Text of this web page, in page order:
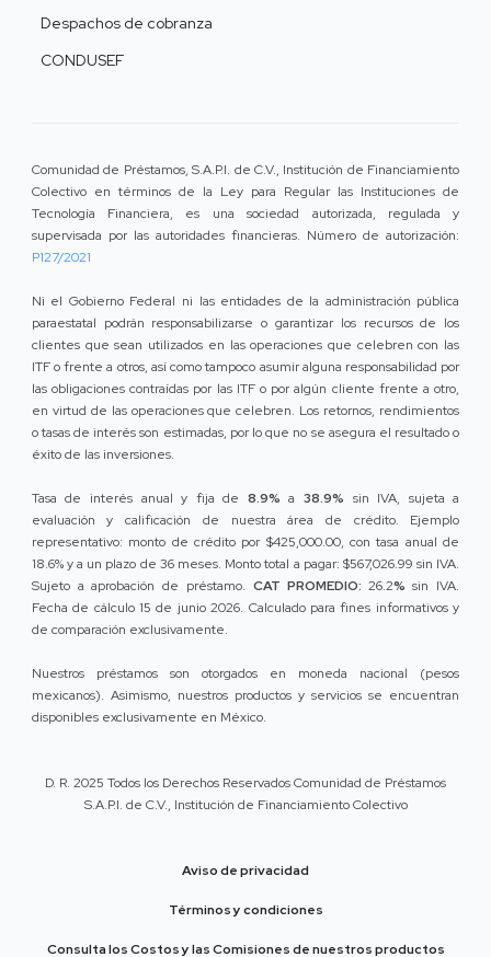
Despachos de cobranza
CONDUSEF
Comunidad de Préstamos, S.A.P.I. de C.V., Institución de Financiamiento
Colectivo en términos de la Ley para Regular las Instituciones de
Tecnología Financiera, es una sociedad autorizada, regulada y
supervisada por las autoridades financieras. Número de autorización:
P127/2021
Ni el Gobierno Federal ni las entidades de la administración pública
paraestatal podrán responsabilizarse o garantizar los recursos de los
clientes que sean utilizados en las operaciones que celebren con las
ITF o frente a otros, así como tampoco asumir alguna responsabilidad por
las obligaciones contraídas por las ITF o por algún cliente frente a otro,
en virtud de las operaciones que celebren. Los retornos, rendimientos
o tasas de interés son estimadas, por lo que no se asegura el resultado o
éxito de las inversiones.
Tasa de interés anual y fija de 8.9% a 38.9% sin IVA, sujeta a
evaluación y calificación de nuestra área de crédito. Ejemplo
representativo: monto de crédito por $425,000.00, con tasa anual de
18.6% y a un plazo de 36 meses. Monto total a pagar: $567,026.99 sin IVA.
Sujeto a aprobación de préstamo. CAT PROMEDIO: 26.2% sin IVA.
Fecha de cálculo 15 de junio 2026. Calculado para fines informativos y
de comparación exclusivamente.
Nuestros préstamos son otorgados en moneda nacional (pesos
mexicanos). Asimismo, nuestros productos y servicios se encuentran
disponibles exclusivamente en México.
D. R. 2025 Todos los Derechos Reservados Comunidad de Préstamos
S.A.P.I. de C.V., Institución de Financiamiento Colectivo
Aviso de privacidad
Términos y condiciones
Consulta los Costos y las Comisiones de nuestros productos